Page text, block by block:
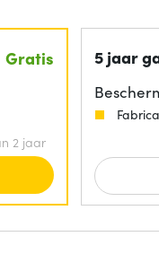
Gratis
2 jaar
5 jaar